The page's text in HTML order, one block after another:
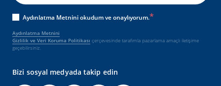
Aydınlatma Metnini okudum ve onaylıyorum.
Aydınlatma Metnini
Gizlilik ve Veri Koruma Politikası çerçevesinde tarafımla pazarlama amaçlı iletişime
geçebilirsiniz.
Bizi sosyal medyada takip edin